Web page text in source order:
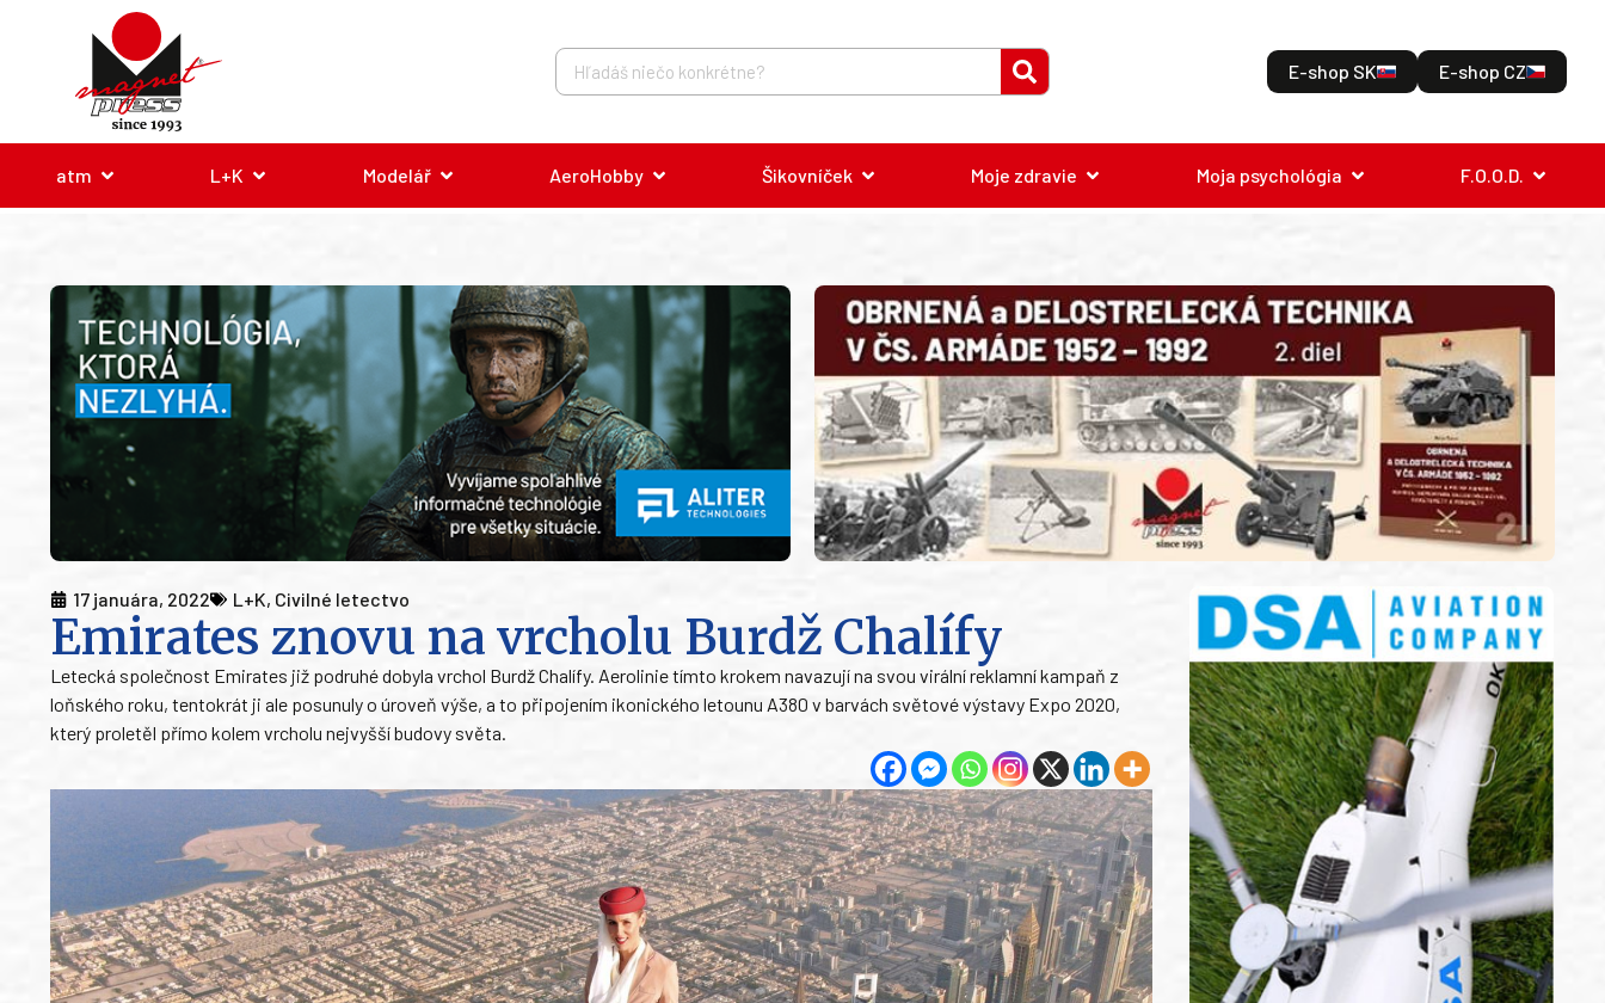
E-shop SK E-shop CZ
atm L+K Modelář AeroHobby Šikovníček Moje zdravie Moja psychológia F.O.O.D.
17 januára, 2022 L+K, Civilné letectvo
Emirates znovu na vrcholu Burdž Chalífy
Letecká společnost Emirates již podruhé dobyla vrchol Burdž Chalífy. Aerolinie tímto krokem navazují na svou virální reklamní kampaň z
loňského roku, tentokrát ji ale posunuly o úroveň výše, a to připojením ikonického letounu A380 v barvách světové výstavy Expo 2020,
který proletěl přímo kolem vrcholu nejvyšší budovy světa.